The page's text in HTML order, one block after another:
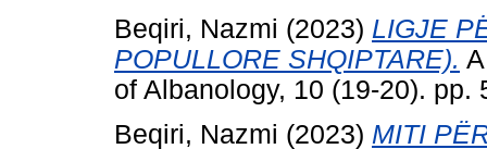
Beqiri, Nazmi (2023) LIGJE
POPULLORE SHQIPTARE).
of Albanology, 10 (19-20). pp.
Beqiri, Nazmi (2023) MITI